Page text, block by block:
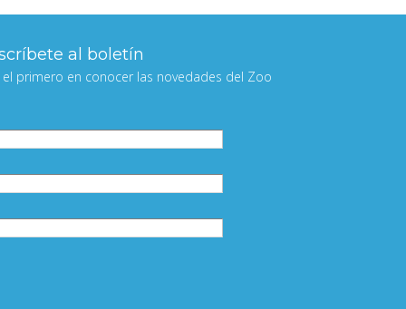
al boletín
el primero en conocer las novedades del Zoo